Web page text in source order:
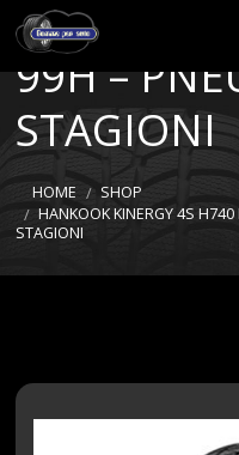
HOME
TIPI DI GOMME
MISURE GOMME
H740 M+S
99H –
STAGIONI
HOME
SHOP
HANKOOK KINERGY 4S
STAGIONI